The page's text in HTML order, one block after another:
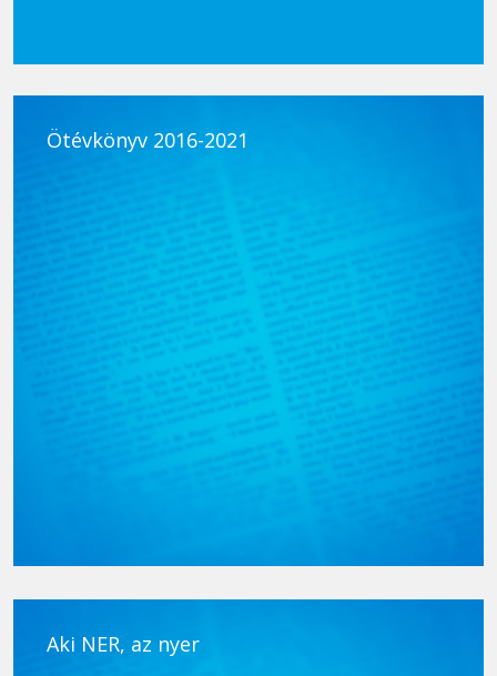
Ötévkönyv 2016-2021
Aki NER, az nyer